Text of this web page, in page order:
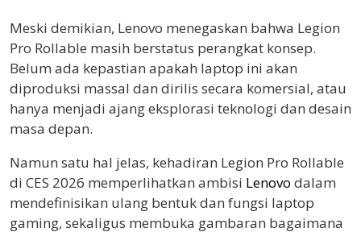
Meski demikian, Lenovo menegaskan bahwa Legion
Pro Rollable masih berstatus perangkat konsep.
Belum ada kepastian apakah laptop ini akan
diproduksi massal dan dirilis secara komersial, atau
hanya menjadi ajang eksplorasi teknologi dan desain
masa depan.
Namun satu hal jelas, kehadiran Legion Pro Rollable
di CES 2026 memperlihatkan ambisi Lenovo dalam
mendefinisikan ulang bentuk dan fungsi laptop
gaming, sekaligus membuka gambaran bagaimana